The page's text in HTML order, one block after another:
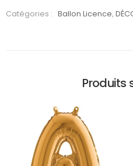
Catégories : Ballon Licence,
Produits